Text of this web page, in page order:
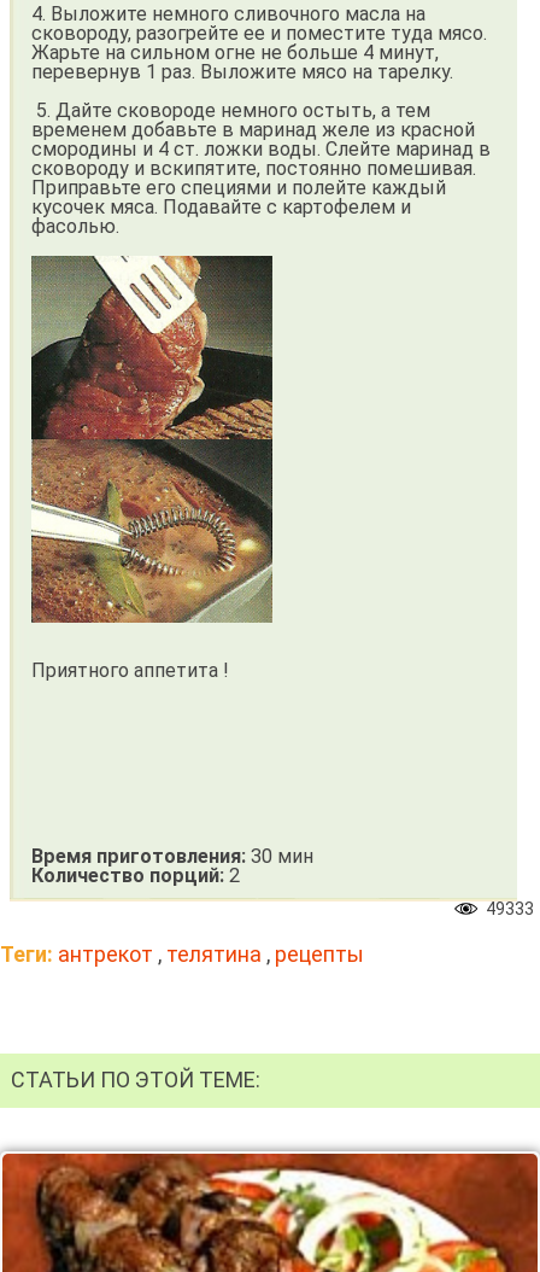
4. Выложите немного сливочного масла на
сковороду, разогрейте ее и поместите туда мясо.
Жарьте на сильном огне не больше 4 минут,
перевернув 1 раз. Выложите мясо на тарелку.
5. Дайте сковороде немного остыть, а тем
временем добавьте в маринад желе из красной
смородины и 4 ст. ложки воды. Слейте маринад в
сковороду и вскипятите, постоянно помешивая.
Приправьте его специями и полейте каждый
кусочек мяса. Подавайте с картофелем и
фасолью.
Приятного аппетита !
Время приготовления:30 мин
Количество порций:2
49333
Теги: антрекот , телятина , рецепты
СТАТЬИ ПО ЭТОЙ ТЕМЕ: